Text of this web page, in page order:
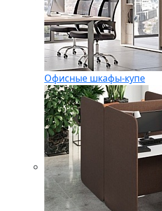
Офисные шкафы-купе